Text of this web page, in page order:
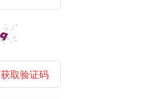
获取验证码